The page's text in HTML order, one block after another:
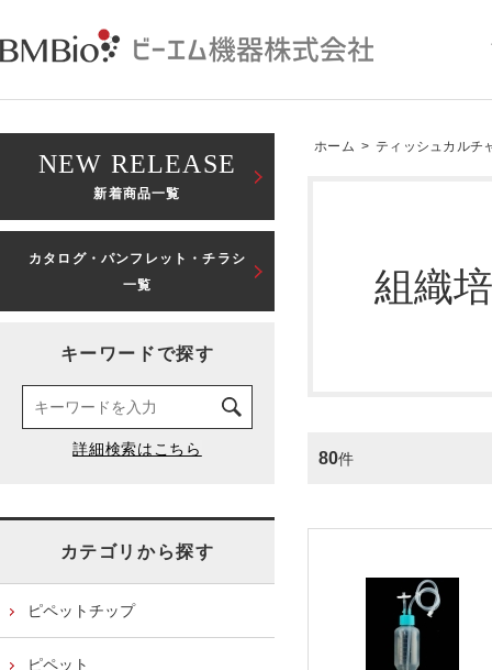
ホーム > ティッシュカルチ
組織
80件
NEW RELEASE
新着商品一覧
カタログ・パンフレット・チラシ
一覧
キーワードで探す
カテゴリから探す
ピペットチップ
ピペット